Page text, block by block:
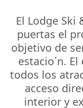
El Lodge Ski
puertas el
objetivo de
estacio´n.
todos los
acceso
interior y